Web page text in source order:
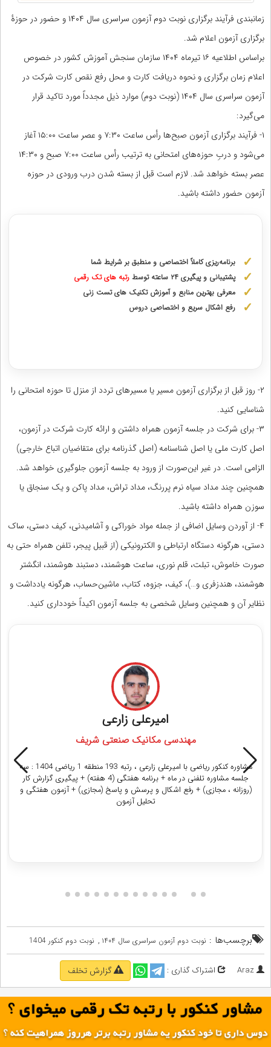
زمانبندی فرآیند برگزاری نوبت دوم آزمون سراسری‌ سال ۱۴۰۴ و حضور در حوزۀ
برگزاری آزمون اعلام شد.
براساس اطلاعیه ۱۶ تیرماه ۱۴۰۴ سازمان سنجش آموزش کشور در خصوص
اعلام زمان برگزاری و نحوه‌ دریافت کارت‌ و محل رفع‌ نقص کارت شرکت در
آزمون سراسری‌ سال ۱۴۰۴ (نوبت دوم) موارد ذیل مجدداً مورد تاکید قرار
می‌گیرد:
۱- فرآیند برگزاری آزمون صبح‌ها رأس‌ ساعت‌ ۷:۳۰ و عصر ساعت ۱۵:۰۰ آغاز
می‌شود و دربِ حوزه‌های امتحانی به ترتیب رأس‌ ساعت‌ ۷:۰۰ صبح و ۱۴:۳۰
عصر بسته خواهد شد. لازم است قبل از بسته شدن درب ورودی در حوزه
آزمون حضور داشته باشید.
برنامه‌ریزی کاملاً اختصاصی و منطبق بر شرایط شما
پشتیبانی و پیگیری ۲۴ ساعته توسط
رتبه‌ های تک رقمی
معرفی بهترین منابع و آموزش تکنیک های تست زنی
رفع اشکال سریع و اختصاصی دروس
۲- روز قبل از برگزاری آزمون مسیر یا مسیرهای تردد از منزل تا حوزه امتحانی را
شناسایی کنید.
۳- برای شرکت در جلسه آزمون همراه داشتن و ارائه کارت شرکت در آزمون،
اصل کارت ملی یا اصل شناسنامه (اصل گذرنامه برای متقاضیان اتباع خارجی)
الزامی است. در غیر این‌صورت از ورود به جلسه آزمون جلوگیری خواهد شد.
همچنین چند مداد سیاه نرم پررنگ، مداد تراش، مداد پاکن و یک سنجاق یا
سوزن همراه داشته‌ باشید.
۴- از آوردن وسایل اضافی از جمله مواد خوراکی و آشامیدنی، کیف دستی، ساک
دستی، هرگونه دستگاه ارتباطی و الکترونیکی (از قبیل پیجر، تلفن همراه حتی به
صورت خاموش، تبلت، قلم نوری، ساعت هوشمند، دستبند هوشمند، انگشتر
هوشمند، هندزفری و…)، کیف، جزوه، کتاب، ماشین‌حساب، هرگونه یادداشت و
نظایر آن و همچنین وسایل شخصی به جلسه آزمون اکیداً خودداری کنید.
امیرعلی زارعی
مهندسی مکانیک صنعتی شریف
مشاوره کنکور ریاضی با امیرعلی زارعی ، رتبه 193 منطقه 1 ریاضی 1404 : سه
جلسه مشاوره تلفنی در ماه + برنامه هفتگی (4 هفته) + پیگیری گزارش کار
(روزانه ، مجازی) + رفع اشکال و پرسش و پاسخ (مجازی) + آزمون هفتگی و
تحلیل آزمون
برچسب‌ها : نوبت دوم آزمون سراسری‌ سال ۱۴۰۴ , نوبت دوم کنکور 1404
Araz اشتراک گذاری : گزارش تخلف